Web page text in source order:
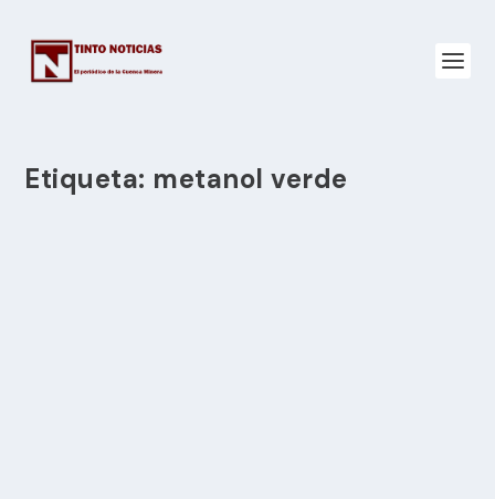
Etiqueta: metanol verde